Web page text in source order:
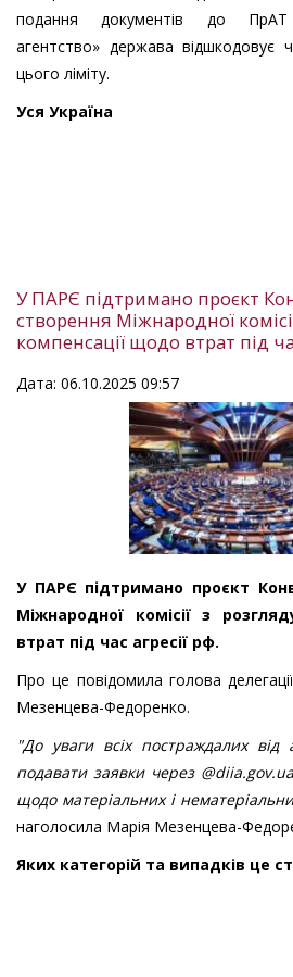
подання документів до ПрАТ
агентство» держава відшкодовує
цього ліміту.
Уся Україна
У ПАРЄ підтримано проєкт
створення Міжнародної
компенсації щодо втрат під
Дата: 06.10.2025 09:57
У ПАРЄ підтримано проєкт
Міжнародної комісії з
втрат під час агресії рф.
Про це повідомила голова
Мезенцева-Федоренко.
"До уваги всіх постраждалих від
подавати заявки через
щодо матеріальних і
наголосила Марія Мезенцева-
Яких категорій та випадків це